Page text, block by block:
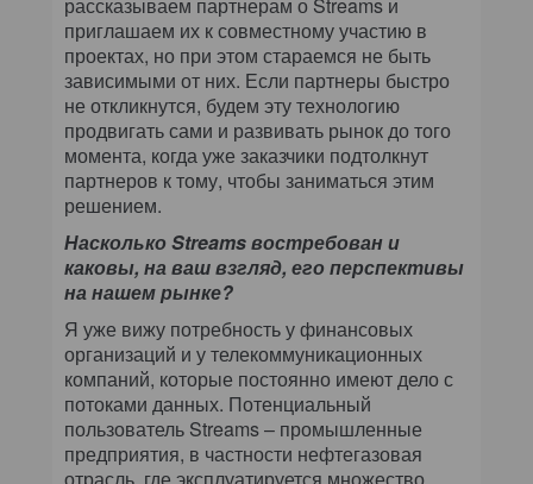
приглашаем их к совместному участию в
проектах, но при этом стараемся не быть
зависимыми от них. Если партнеры быстро
не откликнутся, будем эту технологию
продвигать сами и развивать рынок до того
момента, когда уже заказчики подтолкнут
партнеров к тому, чтобы заниматься этим
решением.
Насколько Streams востребован и
каковы, на ваш взгляд, его перспективы
на нашем рынке?
Я уже вижу потребность у финансовых
организаций и у телекоммуникационных
компаний, которые постоянно имеют дело с
потоками данных. Потенциальный
пользователь Streams – промышленные
предприятия, в частности нефтегазовая